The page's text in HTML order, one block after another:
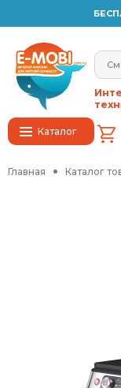
Каталог
Главная Каталог